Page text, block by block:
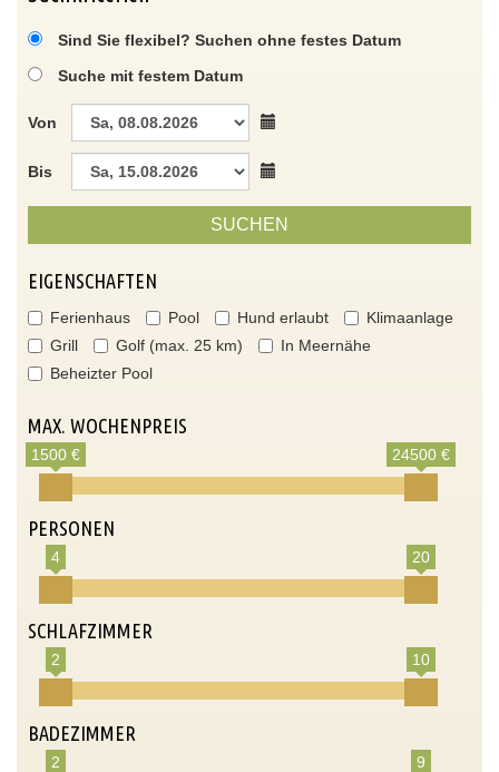
Sind Sie flexibel? Suchen ohne festes Datum
Suche mit festem Datum
Von
Bis
SUCHEN
EIGENSCHAFTEN
Ferienhaus Pool Hund erlaubt
Klimaanlage
Grill
Golf (max. 25 km)
In Meernähe
Beheizter Pool
MAX. WOCHENPREIS
1500 € 24500 €
PERSONEN
4 20
SCHLAFZIMMER
2 10
BADEZIMMER
2 9